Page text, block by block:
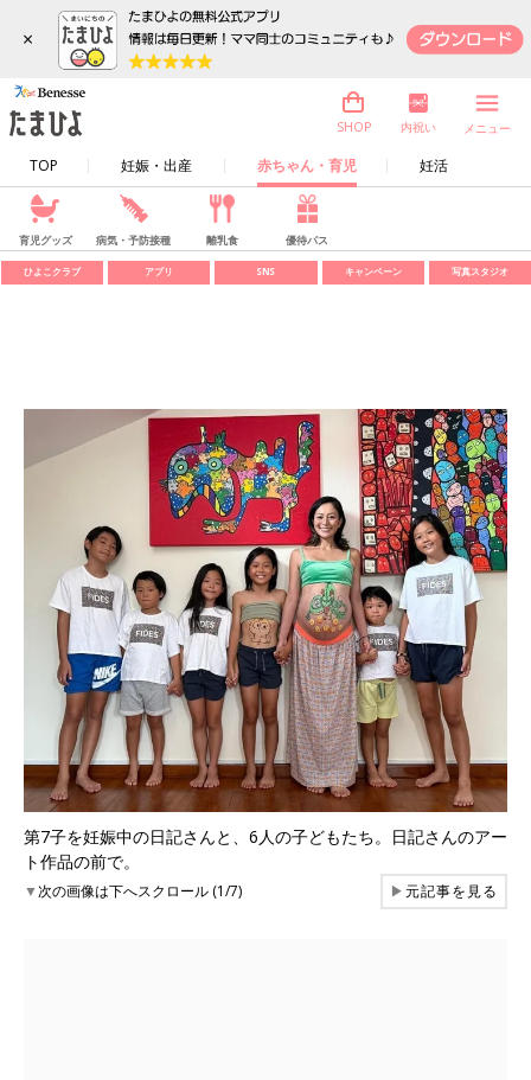
×
TOP 妊娠・出産 赤ちゃん・育児 妊活
SHOP 内祝い メニュー
育児グッズ 病気・予防接種 離乳食 優待パス
ひよこクラブ アプリ SNS キャンペーン 写真スタジオ
第7子を妊娠中の日記さんと、6人の子どもたち。日記さんのアー
ト作品の前で。
▼次の画像は下へスクロール (1/7) ▶元記事を見る